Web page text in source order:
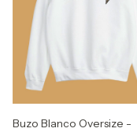
Buzo Blanco Oversize -